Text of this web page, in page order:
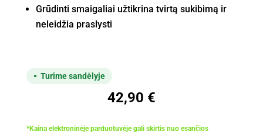
Grūdinti smaigaliai užtikrina tvirtą sukibimą ir
neleidžia praslysti
Turime sandėlyje
42,90 €
*Kaina elektroninėje parduotuvėje gali skirtis nuo esančios